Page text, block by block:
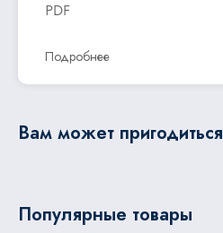
PDF
Подробнее
Вам может пригодиться
Популярные товары